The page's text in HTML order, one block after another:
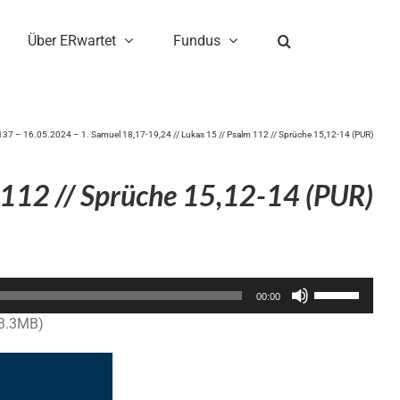
Über ERwartet Fundus
– 16.05.2024 – 1. Samuel 18,17-19,24 // Lukas 15 // Psalm 112 // Sprüche 15,12-14 (PUR)
// Sprüche 15,12-14 (PUR)
00:00